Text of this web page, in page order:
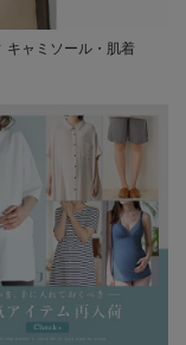
キャミソール・肌着